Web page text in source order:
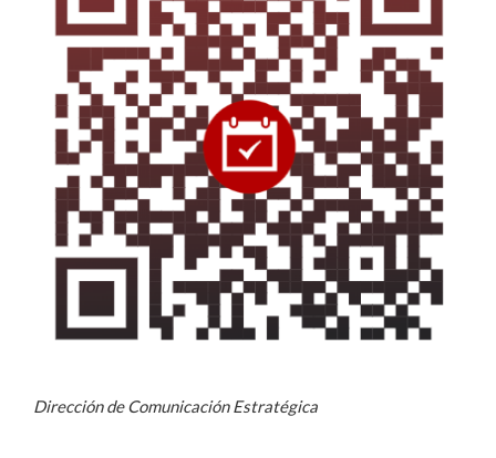
Dirección de Comunicación Estratégica